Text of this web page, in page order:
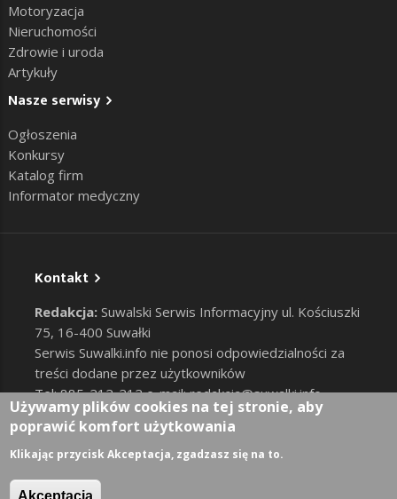
Motoryzacja
Nieruchomości
Zdrowie i uroda
Artykuły
Nasze serwisy
Ogłoszenia
Konkursy
Katalog firm
Informator medyczny
Kontakt
Redakcja: Suwalski Serwis Informacyjny ul. Kościuszki
75, 16-400 Suwałki
Serwis Suwalki.info nie ponosi odpowiedzialności za
treści dodane przez użytkowników
Tel: 885-212-212 e-mail:redakcja@suwalki.info,
reklama@suwalki.info
RODO |Cookies
User account menu
Zaloguj
Używamy plików cookies na tej stronie, aby
poprawić komfort użytkowania
Klikając przycisk Akceptacja, zgadzasz się na to.
Akceptacja